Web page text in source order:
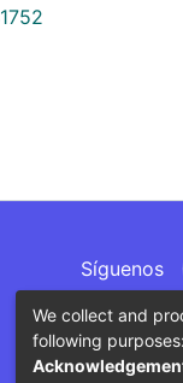
Síguenos
We collect and
following purposes: